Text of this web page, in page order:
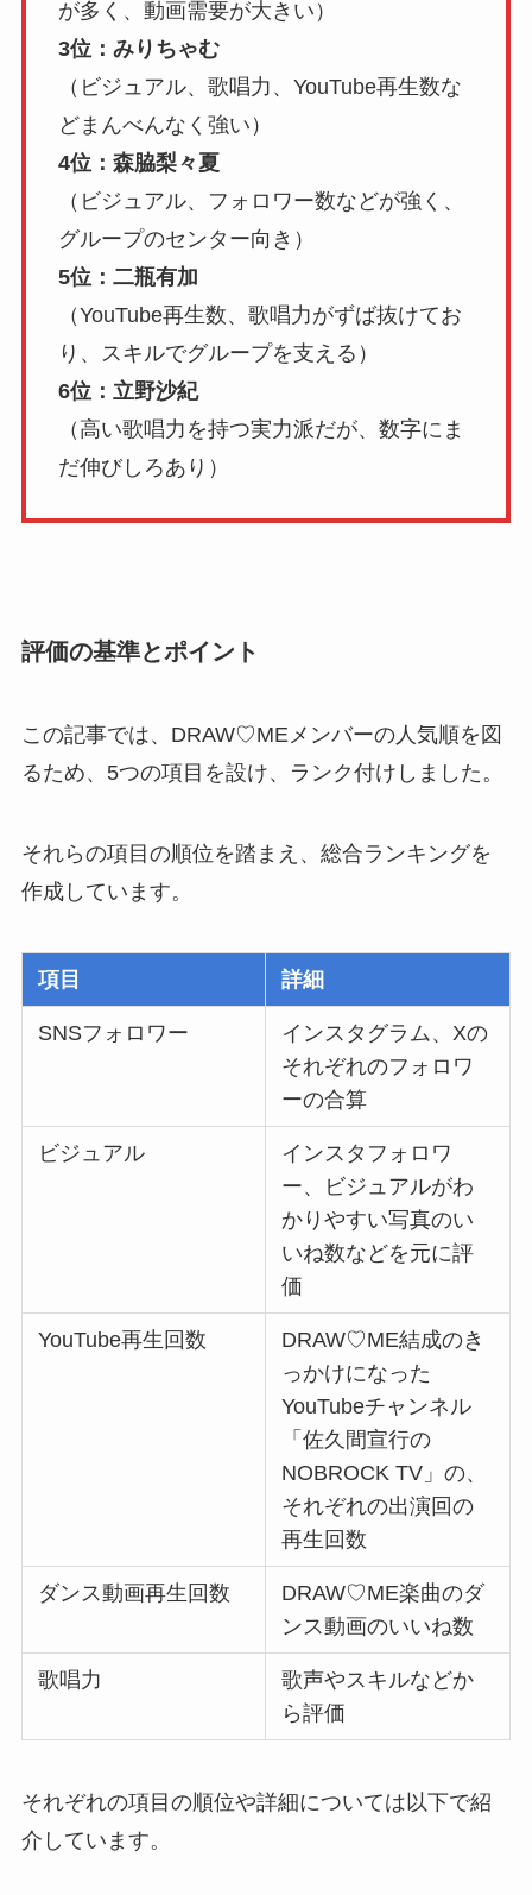
が多く、動画需要が大きい）
3位：みりちゃむ
（ビジュアル、歌唱力、YouTube再生数な
どまんべんなく強い）
4位：森脇梨々夏
（ビジュアル、フォロワー数などが強く、
グループのセンター向き）
5位：二瓶有加
（YouTube再生数、歌唱力がずば抜けてお
り、スキルでグループを支える）
6位：立野沙紀
（高い歌唱力を持つ実力派だが、数字にま
だ伸びしろあり）
評価の基準とポイント
この記事では、DRAW♡MEメンバーの人気順を図
るため、5つの項目を設け、ランク付けしました。
それらの項目の順位を踏まえ、総合ランキングを
作成しています。
項目 詳細
SNSフォロワー
インスタグラム、Xの
それぞれのフォロワ
ーの合算
ビジュアル
インスタフォロワ
ー、ビジュアルがわ
かりやすい写真のい
いね数などを元に評
価
YouTube再生回数
DRAW♡ME結成のき
っかけになった
YouTubeチャンネル
「佐久間宣行の
NOBROCK TV」の、
それぞれの出演回の
再生回数
ダンス動画再生回数
DRAW♡ME楽曲のダ
ンス動画のいいね数
歌唱力
歌声やスキルなどか
ら評価
それぞれの項目の順位や詳細については以下で紹
介しています。